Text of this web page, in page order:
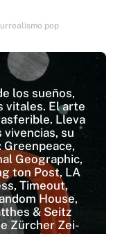
pop
los sueños,
vitales. El arte
Lleva
su
Geographic,
ton Post, LA
Timeout,
House,
& Seitz
Zürcher Zei-